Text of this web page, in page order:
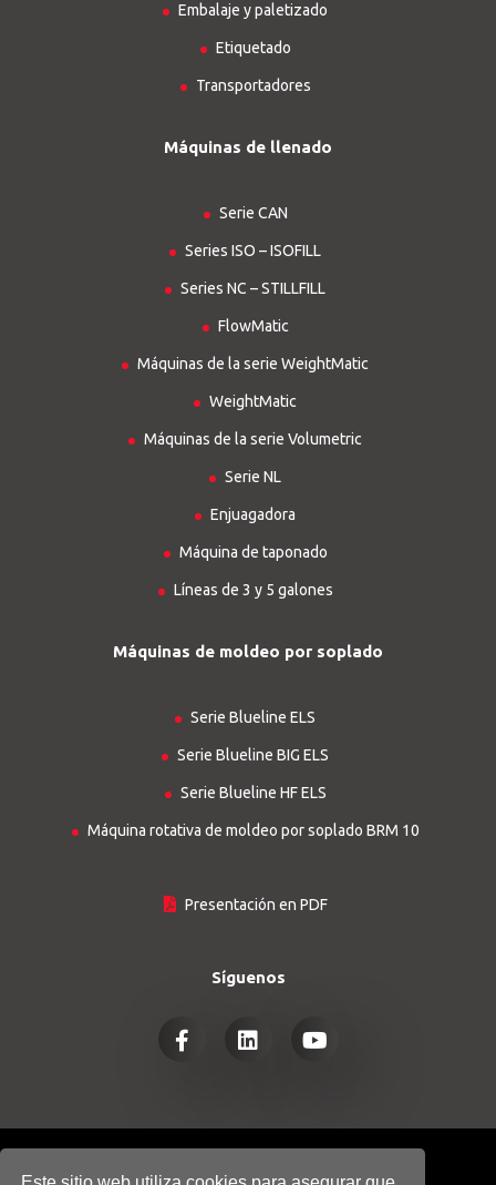
Embalaje y paletizado
Etiquetado
Transportadores
Máquinas de llenado
Serie CAN
Series ISO – ISOFILL
Series NC – STILLFILL
FlowMatic
Máquinas de la serie WeightMatic
WeightMatic
Máquinas de la serie Volumetric
Serie NL
Enjuagadora
Máquina de taponado
Líneas de 3 y 5 galones
Máquinas de moldeo por soplado
Serie Blueline ELS
Serie Blueline BIG ELS
Serie Blueline HF ELS
Máquina rotativa de moldeo por soplado BRM 10
Presentación en PDF
Síguenos